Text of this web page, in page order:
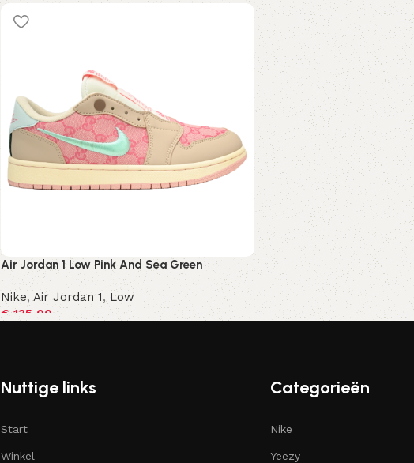
Air Jordan 1 Low Pink And Sea Green
Nike,Air Jordan 1, Low
€135,00
Nuttige links
Start
Winkel
Categorieën
Nike
Yeezy